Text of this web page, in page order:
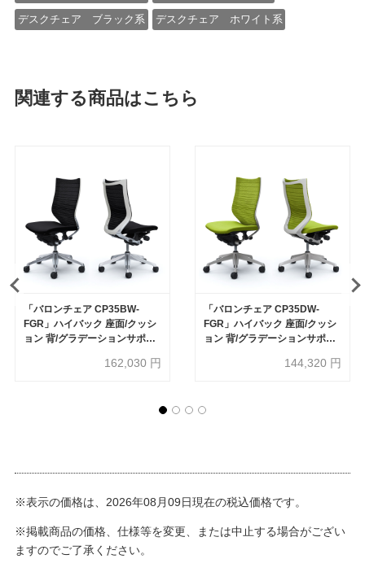
デスクチェア ブラック系 デスクチェア ホワイト系
関連する商品はこちら
「バロンチェア CP35BW-
FGR」ハイバック 座面/クッシ
ョン 背/グラデーションサポー
ュ ボディーカラー/ホワイト 肘
162,030 円
「バロンチェア CP35DW-
FGR」ハイバック 座面/クッシ
ョン 背/グラデーションサポー
ボディーカラー/ホワイト 肘な
144,320 円
※表示の価格は、2026年08月09日現在の税込価格です。
※掲載商品の価格、仕様等を変更、または中止する場合がござい
ますのでご了承ください。